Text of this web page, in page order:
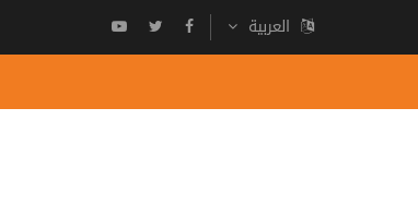
العربية